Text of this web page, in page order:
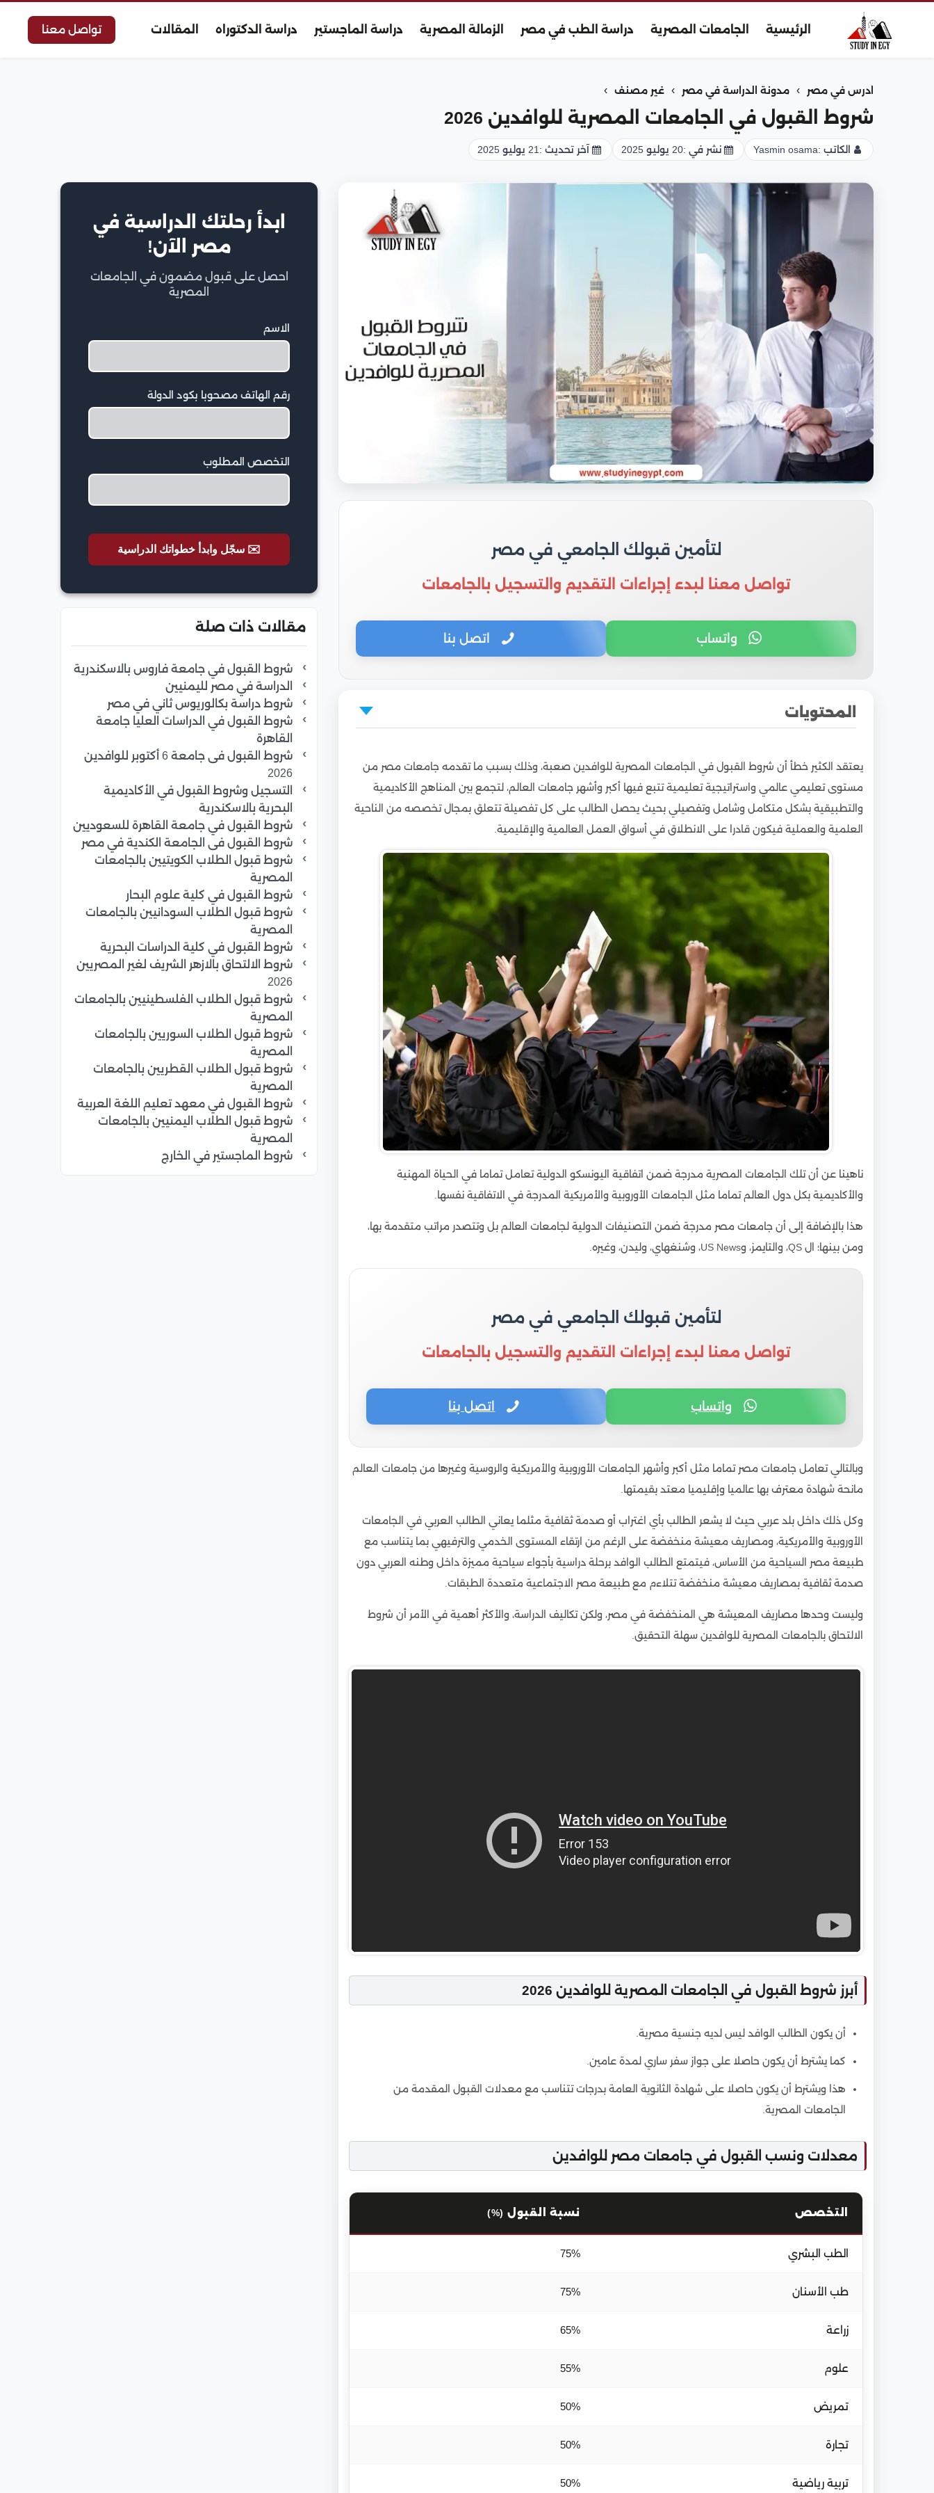
الرئيسية الجامعات المصرية دراسة الطب في مصر الزمالة المصرية دراسة الماجستير دراسة الدكتوراه المقالات تواصل معنا
ادرس في مصر › مدونة الدراسة في مصر › غير مصنف ›
شروط القبول في الجامعات المصرية للوافدين 2026
الكاتب :Yasmin osama نشر في :20 يوليو 2025 آخر تحديث : 21 يوليو 2025
لتأمين قبولك الجامعي في مصر
تواصل معنا لبدء إجراءات التقديم والتسجيل بالجامعات
واتساب اتصل بنا
المحتويات
2
معدلات ونسب القبول في جامعات مصر للوافدين
تكاليف التسجيل والقبول في الجامعات المصرية للوافدين
جامعات دولية لها فروع في مصر:
جامعات اتفاقيات دولية وإطارية:
الجامعات الخاصة المعتمدة في مصر الأهلية:
إجراءات الفيزا والإقامة للطلاب الوافدين في مصر مع “ادرس في مصر”
المواعيد الخاصة بالتقديم للجامعات المصرية مع “ادرس في مصر”
خدمات مكتب “ادرس في مصر”
يعتقد الكثير خطأ أن شروط القبول في الجامعات المصرية للوافدين صعبة، وذلك بسبب ما تقدمه جامعات مصر من
مستوى تعليمي عالمي واستراتيجية تعليمية تتبع فيها أكبر وأشهر جامعات العالم، لتجمع بين المناهج الأكاديمية
والتطبيقية بشكل متكامل وشامل وتفصيلي بحيث يحصل الطالب على كل تفصيلة تتعلق بمجال تخصصه من الناحية
العلمية والعملية فيكون قادرا على الانطلاق في أسواق العمل العالمية والإقليمية.
ناهينا عن أن تلك الجامعات المصرية مدرجة ضمن اتفاقية اليونسكو الدولية تعامل تماما في الحياة المهنية
والأكاديمية بكل دول العالم تماما مثل الجامعات الأوروبية والأمريكية المدرجة في الاتفاقية نفسها.
هذا بالإضافة إلى أن جامعات مصر مدرجة ضمن التصنيفات الدولية لجامعات العالم بل وتتصدر مراتب متقدمة بها،
ومن بينها؛ ال QS، والتايمز، وUS News، وشنغهاي، وليدن، وغيره.
لتأمين قبولك الجامعي في مصر
تواصل معنا لبدء إجراءات التقديم والتسجيل بالجامعات
واتساب اتصل بنا
وبالتالي تعامل جامعات مصر تماما مثل أكبر وأشهر الجامعات الأوروبية والأمريكية والروسية وغيرها من جامعات العالم
مانحة شهادة معترف بها عالميا وإقليميا معتد بقيمتها.
وكل ذلك داخل بلد عربي حيث لا يشعر الطالب بأي اغتراب أو صدمة ثقافية مثلما يعاني الطالب العربي في الجامعات
الأوروبية والأمريكية، ومصاريف معيشة منخفضة على الرغم من ارتقاء المستوى الخدمي والترفيهي بما يتناسب مع
طبيعة مصر السياحية من الأساس، فيتمتع الطالب الوافد برحلة دراسية بأجواء سياحية مميزة داخل وطنه العربي دون
صدمة ثقافية بمصاريف معيشة منخفضة تتلاءم مع طبيعة مصر الاجتماعية متعددة الطبقات.
وليست وحدها مصاريف المعيشة هي المنخفضة في مصر، ولكن تكاليف الدراسة، والأكثر أهمية في الأمر أن شروط
الالتحاق بالجامعات المصرية للوافدين سهلة التحقيق.
أبرز شروط القبول في الجامعات المصرية للوافدين 2026
أن يكون الطالب الوافد ليس لديه جنسية مصرية.
كما يشترط أن يكون حاصلا على جواز سفر ساري لمدة عامين.
هذا ويشترط أن يكون حاصلا على شهادة الثانوية العامة بدرجات تتناسب مع معدلات القبول المقدمة من
الجامعات المصرية.
معدلات ونسب القبول في جامعات مصر للوافدين
التخصص نسبة القبول (%)
الطب البشري 75%
طب الأسنان 75%
زراعة 65%
علوم 55%
تمريض 50%
تجارة 50%
تربية رياضية 50%
ابدأ رحلتك الدراسية في
مصر الآن!
احصل على قبول مضمون في الجامعات
المصرية
الاسم
رقم الهاتف مصحوبا بكود الدولة
التخصص المطلوب
✉️ سجّل وابدأ خطواتك الدراسية
مقالات ذات صلة
شروط القبول في جامعة فاروس بالاسكندرية
الدراسة في مصر لليمنيين
شروط دراسة بكالوريوس ثاني في مصر
شروط القبول في الدراسات العليا جامعة
القاهرة
شروط القبول فى جامعة 6 أكتوبر للوافدين
2026
التسجيل وشروط القبول في الأكاديمية
البحرية بالاسكندرية
شروط القبول في جامعة القاهرة للسعوديين
شروط القبول فى الجامعة الكندية في مصر
شروط قبول الطلاب الكويتيين بالجامعات
المصرية
شروط القبول في كلية علوم البحار
شروط قبول الطلاب السودانيين بالجامعات
المصرية
شروط القبول في كلية الدراسات البحرية
شروط الالتحاق بالازهر الشريف لغير المصريين
2026
شروط قبول الطلاب الفلسطينيين بالجامعات
المصرية
شروط قبول الطلاب السوريين بالجامعات
المصرية
شروط قبول الطلاب القطريين بالجامعات
المصرية
شروط القبول في معهد تعليم اللغة العربية
شروط قبول الطلاب اليمنيين بالجامعات
المصرية
شروط الماجستير في الخارج